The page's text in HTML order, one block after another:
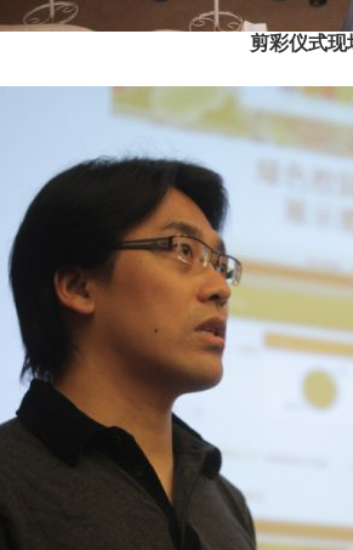
剪彩仪式现